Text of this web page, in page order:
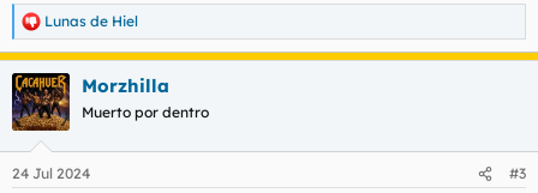
R
e
a
c
c
i
e
Lunas de Hiel
Morzhilla
Muerto por dentro
24 Jul 2024 #3